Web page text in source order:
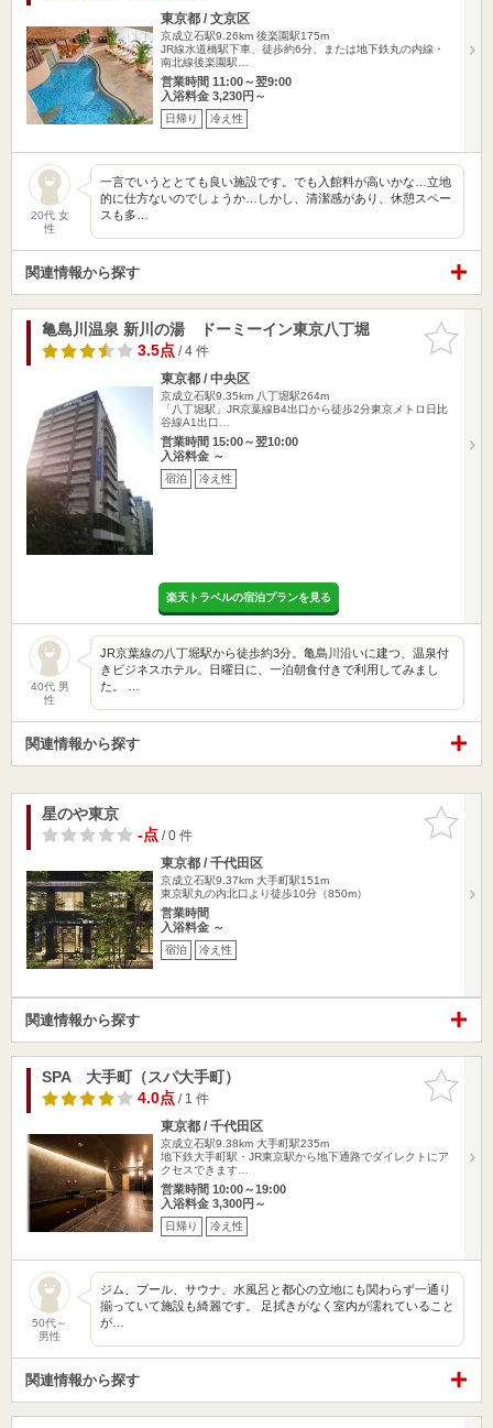
東京都 / 文京区
京成立石駅9.26km 後楽園駅175m
JR線水道橋駅下車、徒歩約6分、または地下鉄丸の内線・
南北線後楽園駅…
営業時間 11:00～翌9:00
入浴料金 3,230円～
日帰り 冷え性
20代 女
性
一言でいうととても良い施設です。でも入館料が高いかな…立地
的に仕方ないのでしょうか…しかし、清潔感があり、休憩スペー
スも多…
関連情報から探す
お気に入
りに追加
亀島川温泉 新川の湯 ドーミーイン東京八丁堀
3.5点/ 4 件
東京都 / 中央区
京成立石駅9.35km 八丁堀駅264m
「八丁堀駅」JR京葉線B4出口から徒歩2分東京メトロ日比
谷線A1出口…
営業時間 15:00～翌10:00
入浴料金 ～
宿泊 冷え性
楽天トラベルの宿泊プランを見る
40代 男
性
JR京葉線の八丁堀駅から徒歩約3分。亀島川沿いに建つ、温泉付
きビジネスホテル。日曜日に、一泊朝食付きで利用してみまし
た。 …
関連情報から探す
お気に入
りに追加
星のや東京
-点/ 0 件
東京都 / 千代田区
京成立石駅9.37km 大手町駅151m
東京駅丸の内北口より徒歩10分（850m）
営業時間
入浴料金 ～
宿泊 冷え性
関連情報から探す
お気に入
りに追加
SPA 大手町（スパ大手町）
4.0点/ 1 件
東京都 / 千代田区
京成立石駅9.38km 大手町駅235m
地下鉄大手町駅・JR東京駅から地下通路でダイレクトにア
クセスできます…
営業時間 10:00～19:00
入浴料金 3,300円～
日帰り 冷え性
50代～
男性
ジム、プール、サウナ、水風呂と都心の立地にも関わらず一通り
揃っていて施設も綺麗です。 足拭きがなく室内が濡れていること
が…
関連情報から探す